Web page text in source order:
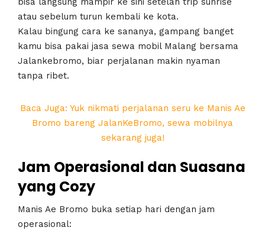
atau sebelum turun kembali ke kota.
Kalau bingung cara ke sananya, gampang banget
kamu bisa pakai jasa sewa mobil Malang bersama
Jalankebromo, biar perjalanan makin nyaman
tanpa ribet.
Baca Juga: Yuk nikmati perjalanan seru ke Manis Ae
Bromo bareng JalanKeBromo, sewa mobilnya
sekarang juga!
Jam Operasional dan Suasana
yang Cozy
Manis Ae Bromo buka setiap hari dengan jam
operasional: